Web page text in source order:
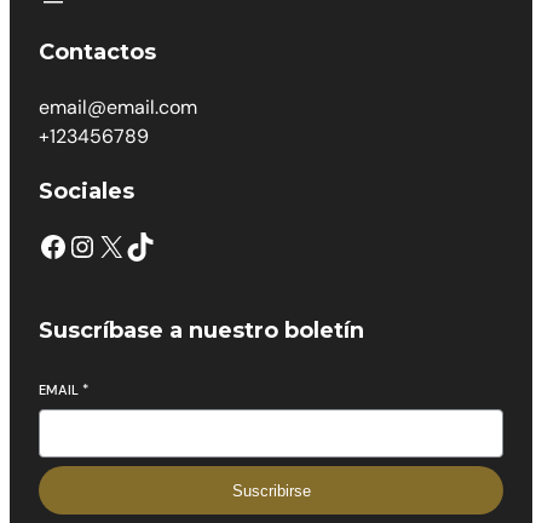
Contactos
email@email.com
+123456789
Sociales
Suscríbase a nuestro boletín
EMAIL *
Suscribirse